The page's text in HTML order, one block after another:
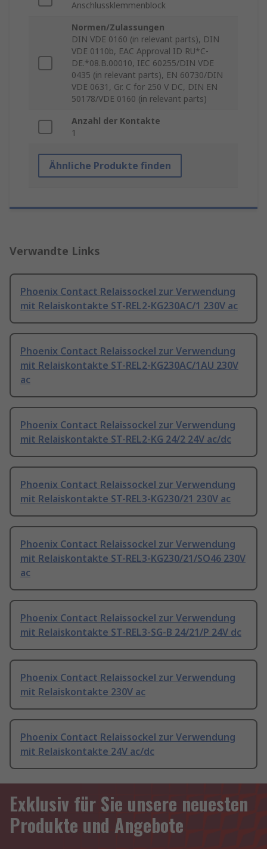
Anschlussklemmenblock
Normen/Zulassungen
DIN VDE 0160 (in relevant parts), DIN
VDE 0110b, EAC Approval ID RU*C-
DE.*08.B.00010, IEC 60255/DIN VDE
0435 (in relevant parts), EN 60730/DIN
VDE 0631, Gr. C for 250 V DC, DIN EN
50178/VDE 0160 (in relevant parts)
Anzahl der Kontakte
1
Ähnliche Produkte finden
Verwandte Links
Phoenix Contact Relaissockel zur Verwendung
mit Relaiskontakte ST-REL2-KG230AC/1 230V ac
Phoenix Contact Relaissockel zur Verwendung
mit Relaiskontakte ST-REL2-KG230AC/1AU 230V
ac
Phoenix Contact Relaissockel zur Verwendung
mit Relaiskontakte ST-REL2-KG 24/2 24V ac/dc
Phoenix Contact Relaissockel zur Verwendung
mit Relaiskontakte ST-REL3-KG230/21 230V ac
Phoenix Contact Relaissockel zur Verwendung
mit Relaiskontakte ST-REL3-KG230/21/SO46 230V
ac
Phoenix Contact Relaissockel zur Verwendung
mit Relaiskontakte ST-REL3-SG-B 24/21/P 24V dc
Phoenix Contact Relaissockel zur Verwendung
mit Relaiskontakte 230V ac
Phoenix Contact Relaissockel zur Verwendung
mit Relaiskontakte 24V ac/dc
Exklusiv für Sie unsere neuesten
Produkte und Angebote